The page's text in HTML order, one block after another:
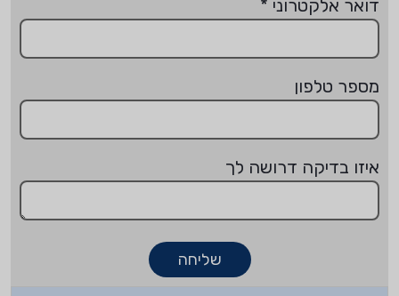
דואר אלקטרוני *
מספר טלפון
איזו בדיקה דרושה לך
שליחה